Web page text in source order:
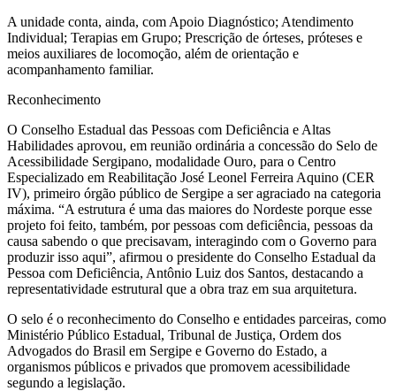
A unidade conta, ainda, com Apoio Diagnóstico; Atendimento
Individual; Terapias em Grupo; Prescrição de órteses, próteses e
meios auxiliares de locomoção, além de orientação e
acompanhamento familiar.
Reconhecimento
O Conselho Estadual das Pessoas com Deficiência e Altas
Habilidades aprovou, em reunião ordinária a concessão do Selo de
Acessibilidade Sergipano, modalidade Ouro, para o Centro
Especializado em Reabilitação José Leonel Ferreira Aquino (CER
IV), primeiro órgão público de Sergipe a ser agraciado na categoria
máxima. “A estrutura é uma das maiores do Nordeste porque esse
projeto foi feito, também, por pessoas com deficiência, pessoas da
causa sabendo o que precisavam, interagindo com o Governo para
produzir isso aqui”, afirmou o presidente do Conselho Estadual da
Pessoa com Deficiência, Antônio Luiz dos Santos, destacando a
representatividade estrutural que a obra traz em sua arquitetura.
O selo é o reconhecimento do Conselho e entidades parceiras, como
Ministério Público Estadual, Tribunal de Justiça, Ordem dos
Advogados do Brasil em Sergipe e Governo do Estado, a
organismos públicos e privados que promovem acessibilidade
segundo a legislação.